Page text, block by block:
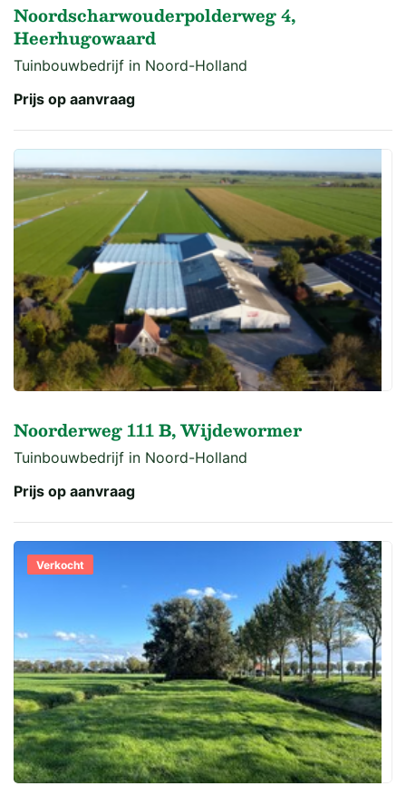
Noordscharwouderpolderweg 4,
Heerhugowaard
Tuinbouwbedrijf in Noord-Holland
Prijs op aanvraag
Noorderweg 111 B, Wijdewormer
Tuinbouwbedrijf in Noord-Holland
Prijs op aanvraag
Verkocht